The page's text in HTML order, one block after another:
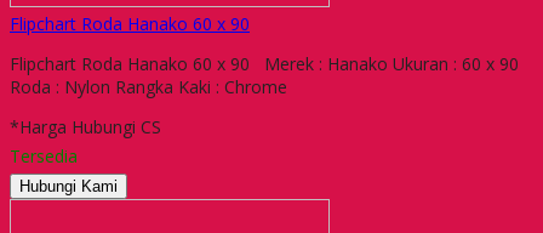
Flipchart Roda Hanako 60 x 90
Flipchart Roda Hanako 60 x 90 Merek : Hanako Ukuran : 60 x 90
Roda : Nylon Rangka Kaki : Chrome
*Harga Hubungi CS
Tersedia
Hubungi Kami